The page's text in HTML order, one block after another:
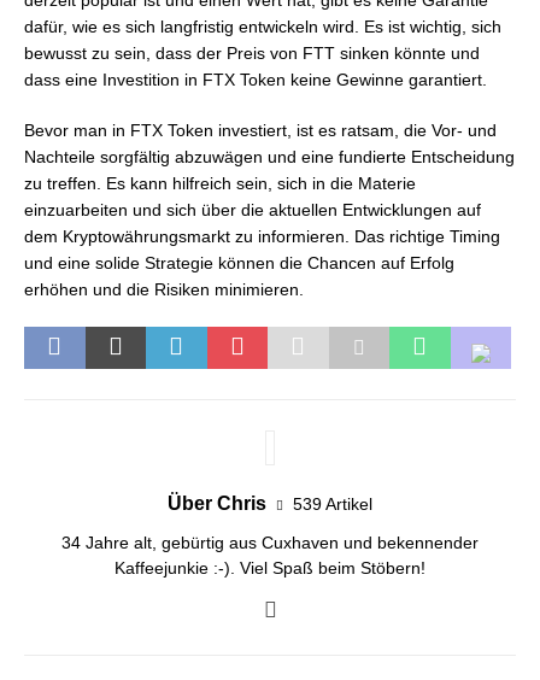
dafür, wie es sich langfristig entwickeln wird. Es ist wichtig, sich
bewusst zu sein, dass der Preis von FTT sinken könnte und
dass eine Investition in FTX Token keine Gewinne garantiert.
Bevor man in FTX Token investiert, ist es ratsam, die Vor- und
Nachteile sorgfältig abzuwägen und eine fundierte Entscheidung
zu treffen. Es kann hilfreich sein, sich in die Materie
einzuarbeiten und sich über die aktuellen Entwicklungen auf
dem Kryptowährungsmarkt zu informieren. Das richtige Timing
und eine solide Strategie können die Chancen auf Erfolg
erhöhen und die Risiken minimieren.
Über Chris 539 Artikel
34 Jahre alt, gebürtig aus Cuxhaven und bekennender
Kaffeejunkie :-). Viel Spaß beim Stöbern!